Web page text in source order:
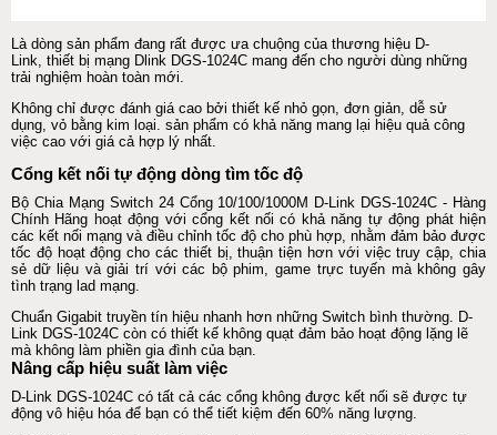
Là dòng sản phẩm đang rất được ưa chuộng của thương hiệu D-
Link, thiết bị mạng Dlink DGS-1024C mang đến cho người dùng những
trải nghiệm hoàn toàn mới.
Không chỉ được đánh giá cao bởi thiết kế nhỏ gọn, đơn giản, dễ sử
dụng, vỏ bằng kim loại. sản phẩm có khả năng mang lại hiệu quả công
việc cao với giá cả hợp lý nhất.
Cổng kết nối tự động dòng tìm tốc độ
Bộ Chia Mạng Switch24 Cổng 10/100/1000M D-Link DGS-1024C - Hàng
Chính Hãng hoạt động với cổng kết nối có khả năng tự động phát hiện
các kết nối mạng và điều chỉnh tốc độ cho phù hợp, nhằm đảm bảo được
tốc độ hoạt động cho các thiết bị, thuận tiện hơn với việc truy cập, chia
sẻ dữ liệu và giải trí với các bộ phim, game trực tuyến mà không gây
tình trạng lad mạng.
Chuẩn Gigabit truyền tín hiệu nhanh hơn những Switch bình thường. D-
Link DGS-1024C còn có thiết kế không quạt đảm bảo hoạt động lặng lẽ
mà không làm phiền gia đình của bạn.
Nâng cấp hiệu suất làm việc
D-Link DGS-1024C có tất cả các cổng không được kết nối sẽ được tự
động vô hiệu hóa để bạn có thể tiết kiệm đến 60% năng lượng.